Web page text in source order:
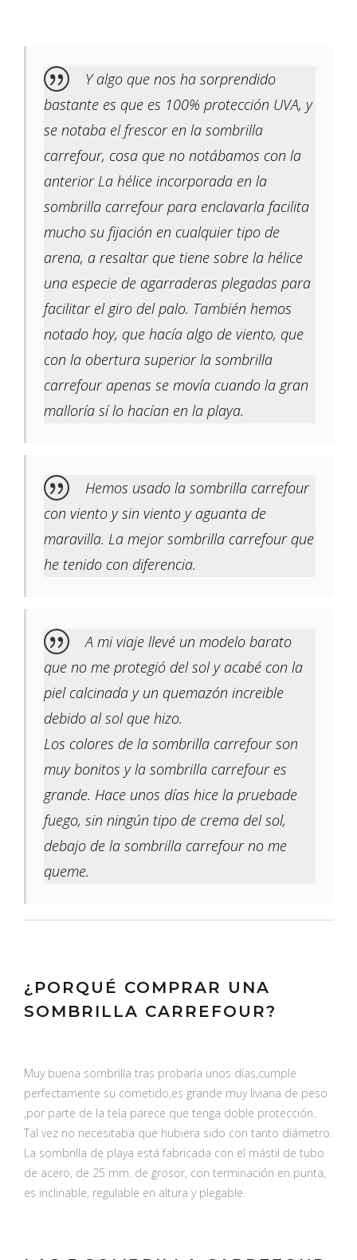
Y algo que nos ha sorprendido
bastante es que es 100% protección UVA, y
se notaba el frescor en la sombrilla
carrefour, cosa que no notábamos con la
anterior La hélice incorporada en la
sombrilla carrefour para enclavarla facilita
mucho su fijación en cualquier tipo de
arena, a resaltar que tiene sobre la hélice
una especie de agarraderas plegadas para
facilitar el giro del palo. También hemos
notado hoy, que hacía algo de viento, que
con la obertura superior la sombrilla
carrefour apenas se movía cuando la gran
malloría sí lo hacían en la playa.
Hemos usado la sombrilla carrefour
con viento y sin viento y aguanta de
maravilla. La mejor sombrilla carrefour que
he tenido con diferencia.
A mi viaje llevé un modelo barato
que no me protegió del sol y acabé con la
piel calcinada y un quemazón increible
debido al sol que hizo.
Los colores de la sombrilla carrefour son
muy bonitos y la sombrilla carrefour es
grande. Hace unos días hice la pruebade
fuego, sin ningún tipo de crema del sol,
debajo de la sombrilla carrefour no me
queme.
¿PORQUÉ COMPRAR UNA
SOMBRILLA CARREFOUR?
Muy buena sombrilla tras probarla unos días,cumple
perfectamente su cometido,es grande muy liviana de peso
,por parte de la tela parece que tenga doble protección..
Tal vez no necesitaba que hubiera sido con tanto diámetro.
La sombrilla de playa está fabricada con el mástil de tubo
de acero, de 25 mm. de grosor, con terminación en punta,
es inclinable, regulable en altura y plegable.